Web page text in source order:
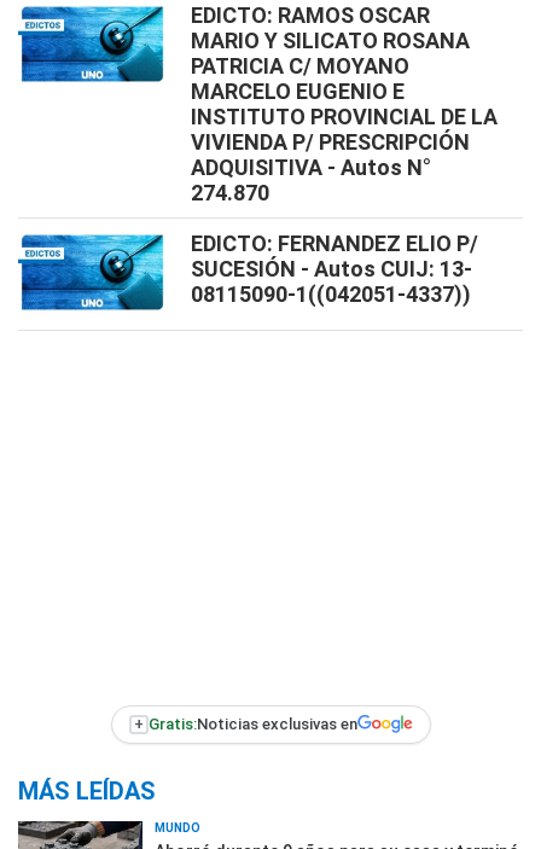
EDICTO: RAMOS OSCAR
MARIO Y SILICATO ROSANA
PATRICIA C/ MOYANO
MARCELO EUGENIO E
INSTITUTO PROVINCIAL DE LA
VIVIENDA P/ PRESCRIPCIÓN
ADQUISITIVA - Autos N°
274.870
EDICTO: FERNANDEZ ELIO P/
SUCESIÓN - Autos CUIJ: 13-
08115090-1((042051-4337))
+ Gratis:Noticias exclusivas en
MÁS LEÍDAS
MUNDO